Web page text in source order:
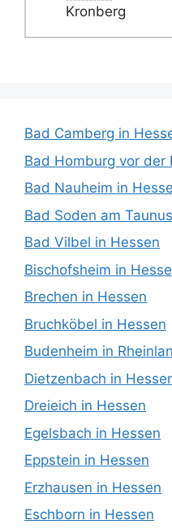
Kronberg
Bad Camberg in
Bad Homburg vor der
Bad Nauheim in
Bad Soden am
Bad Vilbel in Hessen
Bischofsheim in
Brechen in Hessen
Bruchköbel in Hessen
Budenheim in
Dietzenbach in
Dreieich in Hessen
Egelsbach in Hessen
Eppstein in Hessen
Erzhausen in Hessen
Eschborn in Hessen